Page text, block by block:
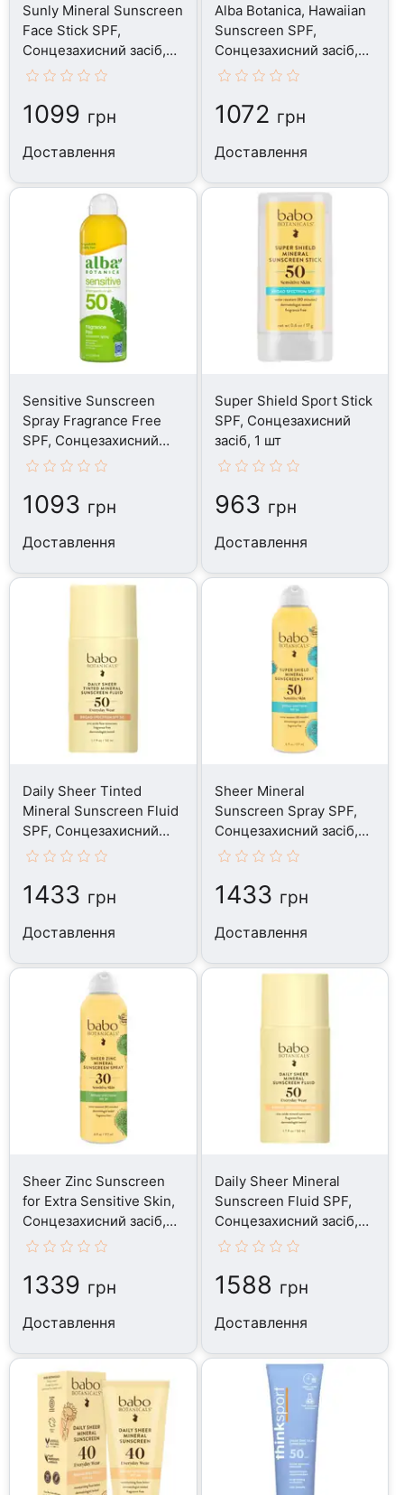
Sunly Mineral Sunscreen
Face Stick SPF,
Сонцезахисний засіб,
15 г
1099 грн
Доставлення
Alba Botanica, Hawaiian
Sunscreen SPF,
Сонцезахисний засіб,
170 г
1072 грн
Доставлення
Sensitive Sunscreen
Spray Fragrance Free
SPF, Сонцезахисний
засіб, 148 мл
1093 грн
Доставлення
Super Shield Sport Stick
SPF, Сонцезахисний
засіб, 1 шт
963 грн
Доставлення
Daily Sheer Tinted
Mineral Sunscreen Fluid
SPF, Сонцезахисний
засіб, 50 мл
1433 грн
Доставлення
Sheer Mineral
Sunscreen Spray SPF,
Сонцезахисний засіб,
170 г
1433 грн
Доставлення
Sheer Zinc Sunscreen
for Extra Sensitive Skin,
Сонцезахисний засіб,
177 мл
1339 грн
Доставлення
Daily Sheer Mineral
Sunscreen Fluid SPF,
Сонцезахисний засіб,
50 мл
1588 грн
Доставлення